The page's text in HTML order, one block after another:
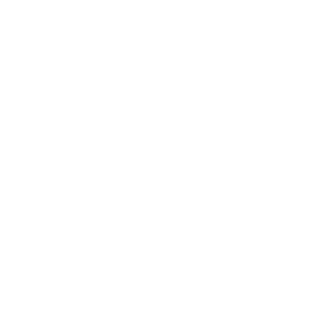
декларации соответствия, отказного письма)